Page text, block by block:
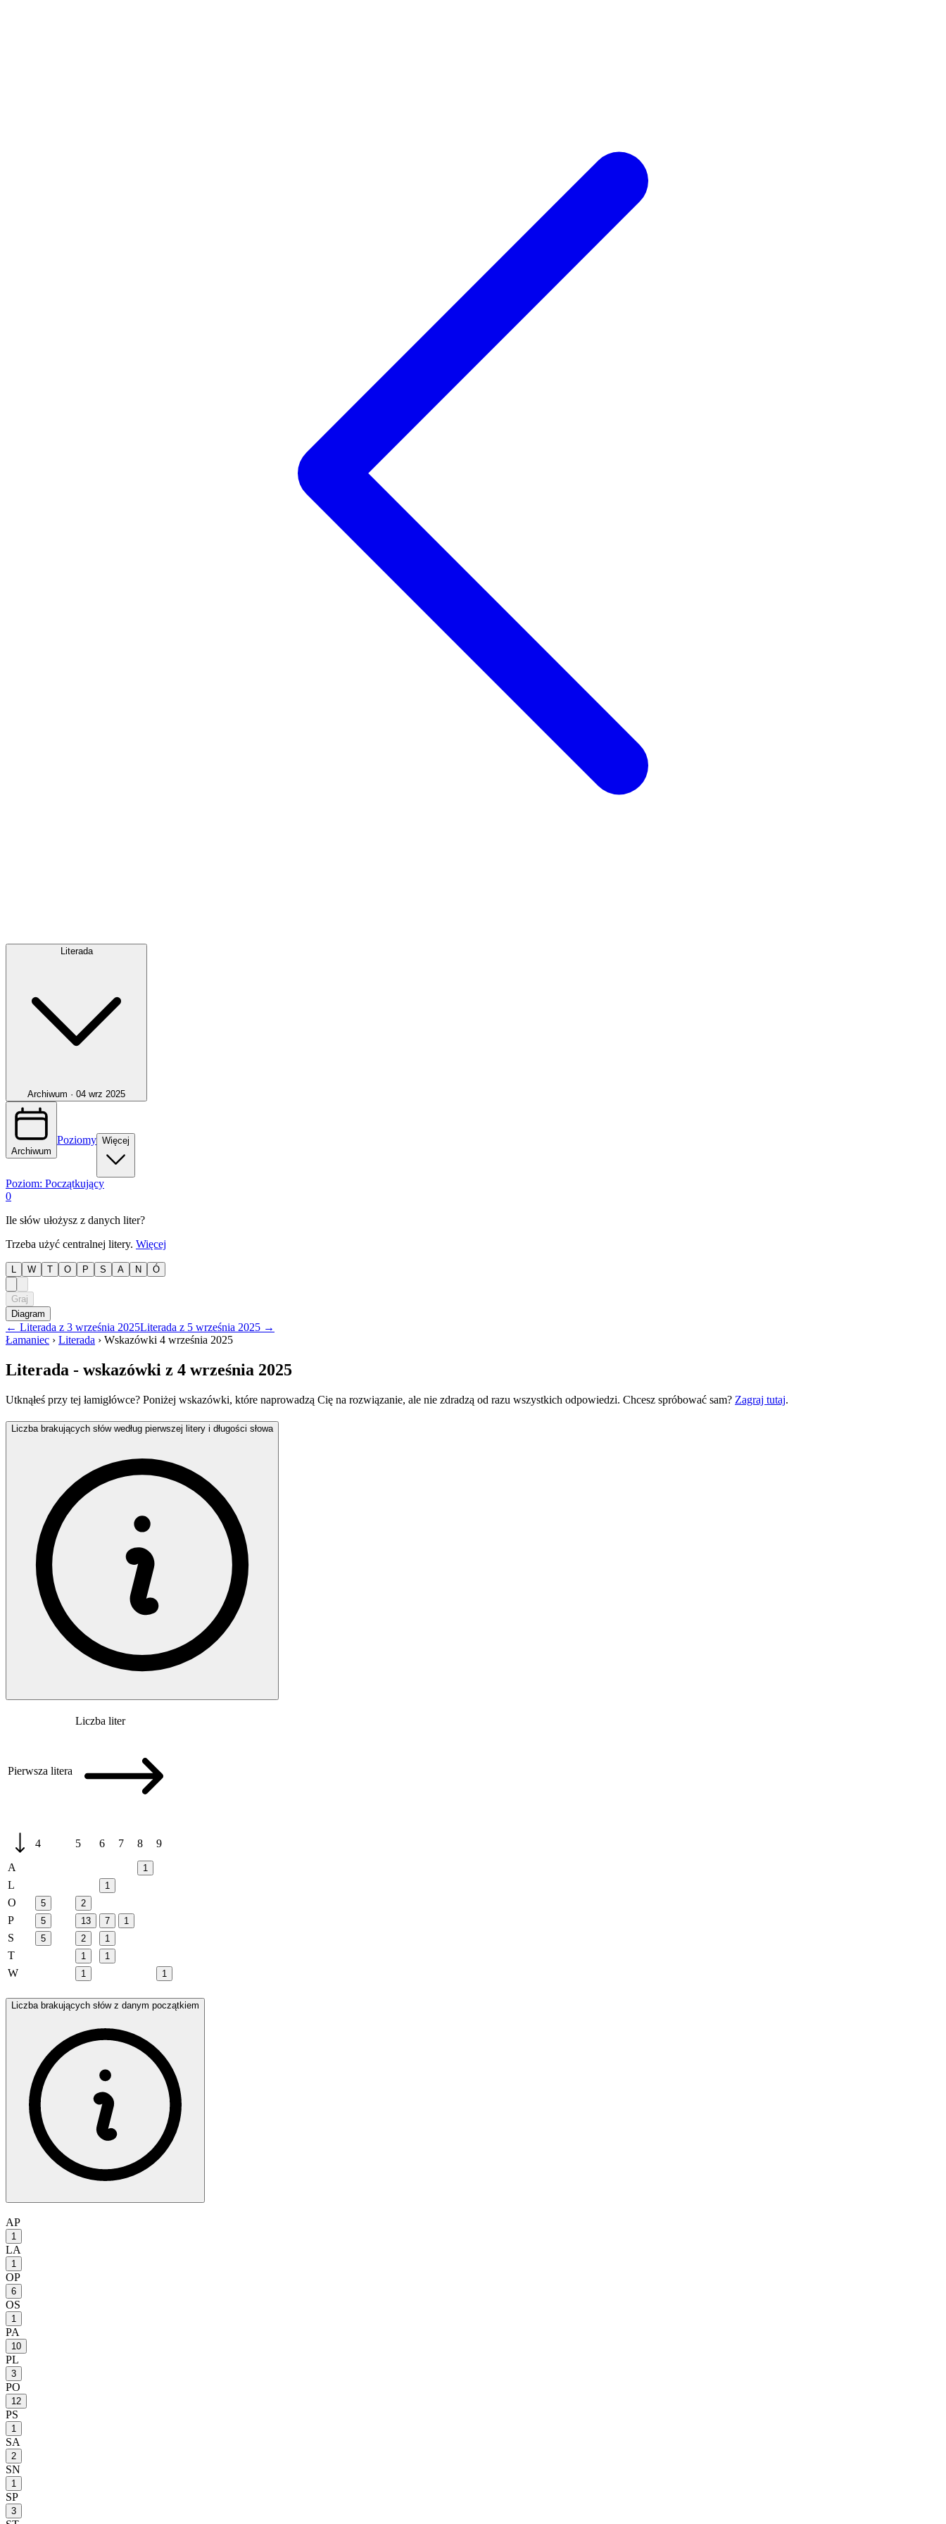
Literada
Archiwum · 04 wrz 2025
Archiwum
Poziomy Więcej
Poziom: Początkujący
0
Ile słów ułożysz z danych liter?
Trzeba użyć centralnej litery. Więcej
L W T O P S A N Ó
Graj
Diagram
← Literada z 3 września 2025Literada z 5 września 2025 →
Łamaniec › Literada › Wskazówki 4 września 2025
Literada - wskazówki z 4 września 2025
Utknąłeś przy tej łamigłówce? Poniżej wskazówki, które naprowadzą Cię na rozwiązanie, ale nie zdradzą od razu wszystkich odpowiedzi. Chcesz spróbować sam? Zagraj tutaj.
Liczba brakujących słów według pierwszej litery i długości słowa
Pierwsza litera
Liczba liter
4 5 6 7 8
9
A
1
L 1
O 5 2
P 5 13 7 1
S 5 2 1
T 1 1
W 1 1
Liczba brakujących słów z danym początkiem
AP
1
LA
1
OP
6
OS
1
PA
10
PL
3
PO
12
PS
1
SA
2
SN
1
SP
3